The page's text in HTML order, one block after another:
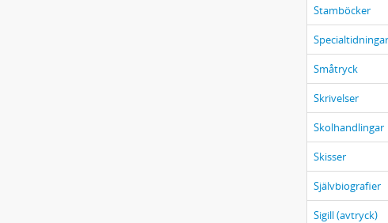
Stamböcker
Specialtidningar
Småtryck
Skrivelser
Skolhandlingar
Skisser
Självbiografier
Sigill (avtryck)